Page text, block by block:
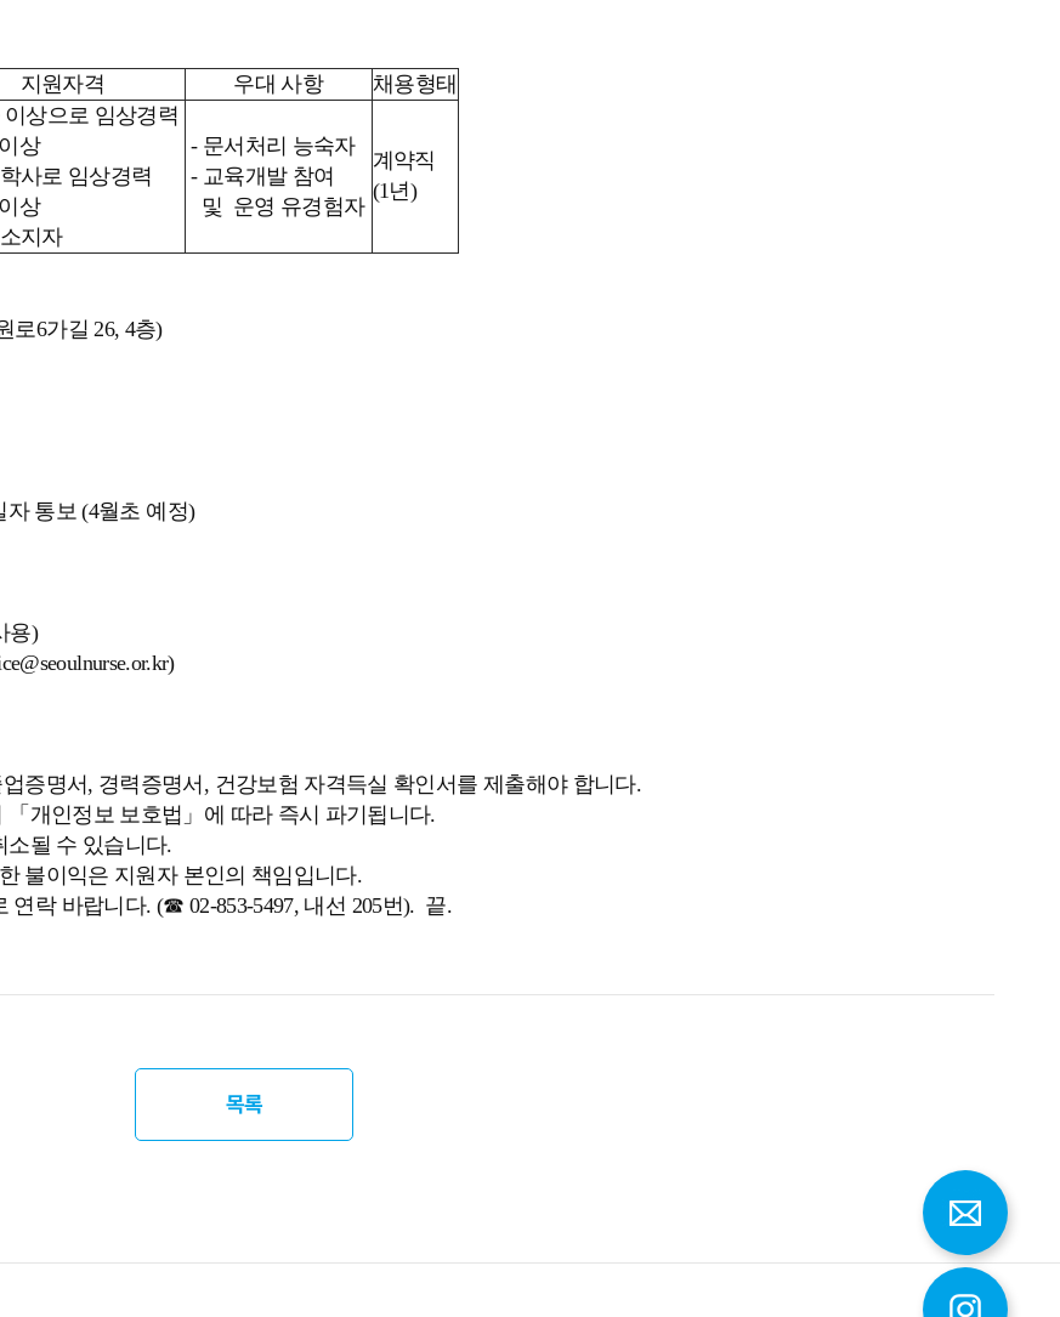
지원자격 우대 사항 채용형태
이상으로 임상경력
상
사로 임상경력
상
지자
- 문서처리 능숙자
- 교육개발 참여
및 운영 유경험자
계약직
(1년)
로6가길 26, 4층)
통보 (4월초 예정)
용)
증명서, 경력증명서, 건강보험 자격득실 확인서를 제출해야 합니다.
개인정보 보호법」에 따라 즉시 파기됩니다.
소될 수 있습니다.
불이익은 지원자 본인의 책임입니다.
락 바랍니다. (☎ 02-853-5497, 내선 205번). 끝.
목록